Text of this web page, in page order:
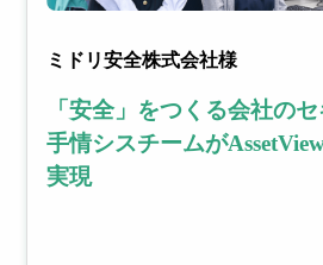
ミドリ安全株式会社様
「安全」をつくる会社の
手情シスチームが
実現